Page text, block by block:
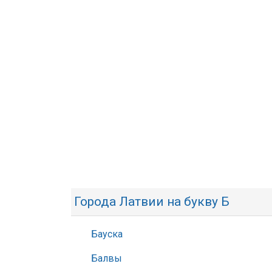
Города Латвии на букву Б
Бауска
Балвы